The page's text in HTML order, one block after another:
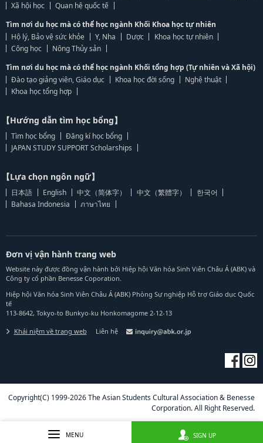
Xã hội học
Quan hệ quốc tế
Tìm nơi du học mà có thể học ngành Khối Khoa học tự nhiên
Hộ lý, Bảo vệ sức khỏe
Y, Nha Dược
Khoa học tự nhiên
Công học
Nông Thủy sản
Tìm nơi du học mà có thể học ngành Khối tổng hợp (Tự nhiên và Xã hội)
Đào tạo giảng viên, Giáo dục
Khoa học đời sống
Nghệ thuật
Khoa học tổng hợp
【Hướng dẫn tìm học bổng】
Tìm học bổng
Đăng kí học bổng
JAPAN STUDY SUPPORT Scholarships
【Lựa chọn ngôn ngữ】
日本語 English 中文（简体字） 中文（繁體字）
한국어
Bahasa Indonesia
ภาษาไทย
Đơn vị vận hành trang web
Website này được đồng vận hành bởi Hiệp hội Văn hóa Sinh Viên Châu Á (ABK) và
Công ty cổ phần Benesse Coporation.
Hiệp hội Văn hóa Sinh Viên Châu Á (ABK) Phòng Sự nghiệp Hỗ trợ Giáo dục Quốc
tế
113-8642, Tokyo-to Bunkyo-ku Honkomagome 2-12-13
Khái niệm về trang web Liên hệ
Copyright(C) 1999-2026 The Asian Students Cultural Association & Benesse
Corporation. All Right Reserved.
MENU SIGN UP